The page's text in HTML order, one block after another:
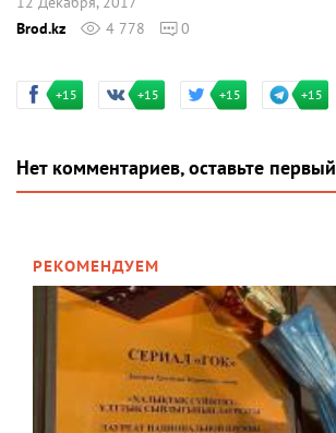
Brod.kz
4 778 0
+15 +15 +15 +15
Нет комментариев, оставьте первый
РЕКОМЕНДУЕМ